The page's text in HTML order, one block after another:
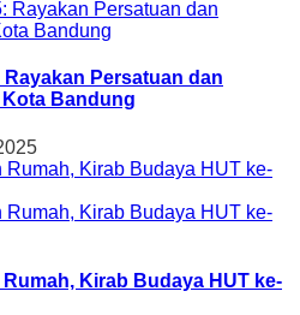
Persatuan dan
Bandung
Kirab Budaya HUT ke-